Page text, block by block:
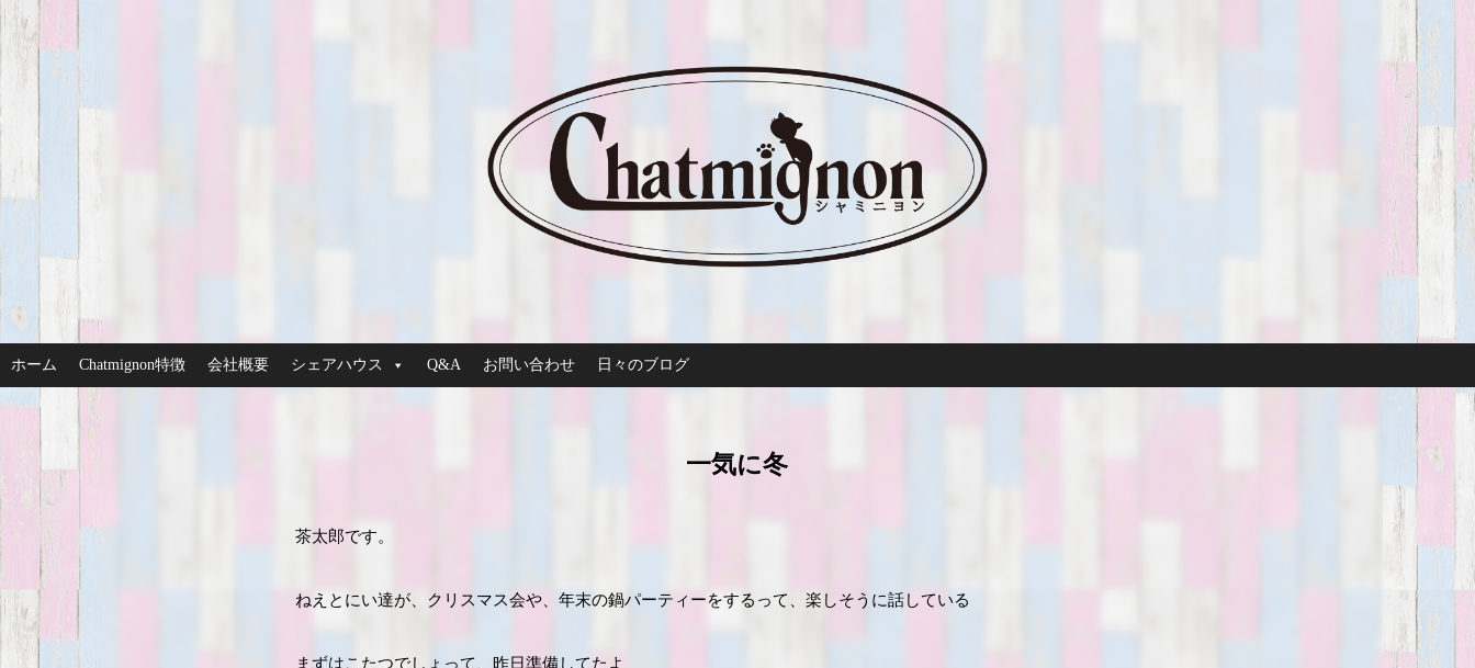
ホーム Chatmignon特徴 会社概要 シェアハウス Q&A お問い合わせ 日々のブログ
一気に冬
茶太郎です。
ねえとにい達が、クリスマス会や、年末の鍋パーティーをするって、楽しそうに話している
まずはこたつでしょって、昨日準備してたよ